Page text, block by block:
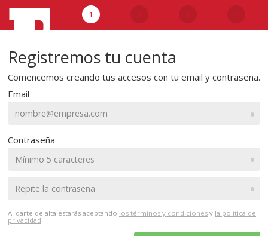
Registremos tu cuenta
Comencemos creando tus accesos con tu email y contraseña.
Email
•
Contraseña
•
•
Al darte de alta estarás aceptando los términos y condiciones y la política de
privacidad.
1